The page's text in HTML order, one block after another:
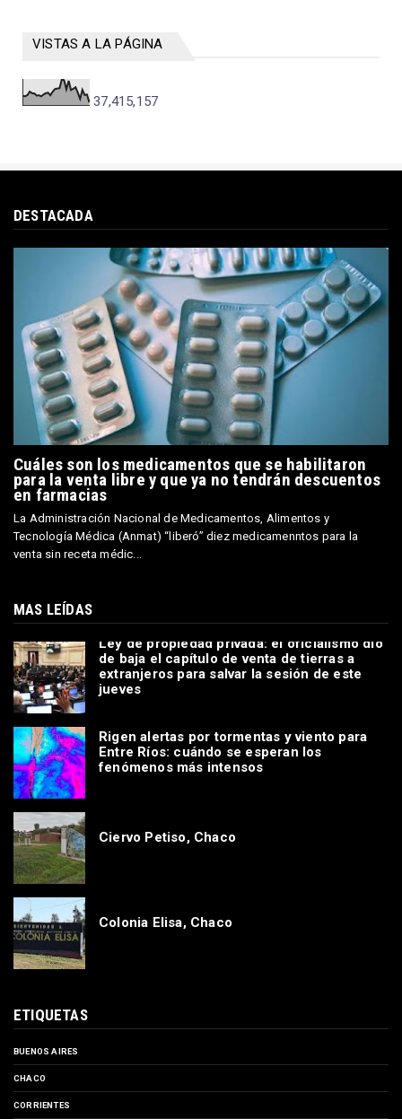
VISTAS A LA PÁGINA
37,415,157
DESTACADA
Cuáles son los medicamentos que se habilitaron
para la venta libre y que ya no tendrán descuentos
en farmacias
La Administración Nacional de Medicamentos, Alimentos y
Tecnología Médica (Anmat) “liberó” diez medicamenntos para la
venta sin receta médic...
MAS LEÍDAS
Ley de propiedad privada: el oficialismo dio
de baja el capítulo de venta de tierras a
extranjeros para salvar la sesión de este
jueves
Rigen alertas por tormentas y viento para
Entre Ríos: cuándo se esperan los
fenómenos más intensos
Ciervo Petiso, Chaco
Colonia Elisa, Chaco
ETIQUETAS
BUENOS AIRES
CHACO
CORRIENTES